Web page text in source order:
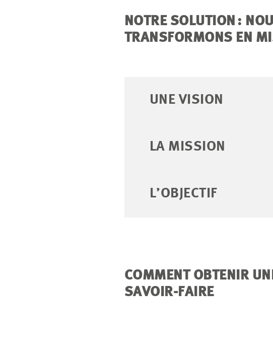
NOTRE SOLUTION :
TRANSFORMONS EN
UNE VISION
LA MISSION
L’OBJECTIF
COMMENT OBTENIR
SAVOIR-FAIRE